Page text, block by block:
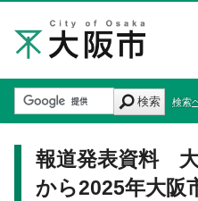
検索 検索
報道発表資料
から2025年大阪